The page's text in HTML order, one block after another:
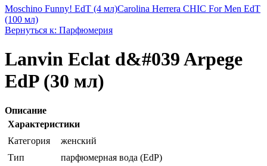
Moschino Funny! EdT (4 мл)Carolina Herrera CHIC For Men EdT
(100 мл)
Вернуться к: Парфюмерия
Lanvin Eclat d&#039 Arpege
EdP (30 мл)
Описание
Характеристики
Категория
женский
Тип
парфюмерная вода (EdP)